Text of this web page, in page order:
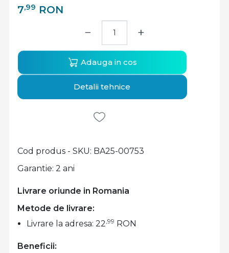
7,99 RON
Livrare oriunde in Romania
Cod produs - SKU BA25-00753
Metode de livrare:
Livrare la adresa: 22,99 RON
− +
Adauga in cos
Detalii tehnice
Garantie: 2 ani
Beneficii: